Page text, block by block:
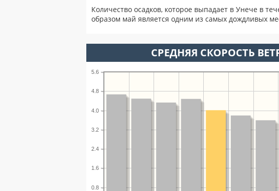
Количество осадков, которое выпадает в Унече в
образом май является одним из самых дождливых
СРЕДНЯЯ СКОРОСТЬ
0.8
1.6
2.4
3.2
4.0
4.8
5.6